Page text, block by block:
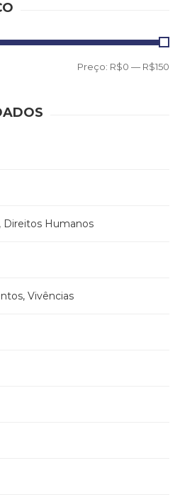
Preço: R$0 — R$150
Direitos Humanos
Vivências